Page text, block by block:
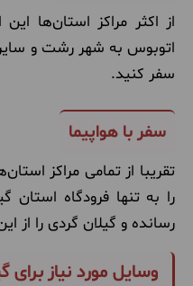
از اکثر مراکز استان‌ها
اتوبوس به شهر رشت و سایر
سفر کنید.
سفر با هواپیما
تقریبا از تمامی مراکز
را به تنها فرودگاه استان
رسانده و گیلان گردی را از
وسایل مورد نیاز برای